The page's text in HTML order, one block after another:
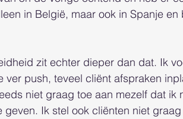
in België, maar ook in Spanje
zit echter dieper dan dat. Ik
ver push, teveel cliënt afspraken
niet graag toe aan mezelf dat ik
geven. Ik stel ook cliënten niet